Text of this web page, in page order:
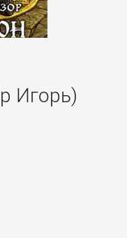
Игорь)